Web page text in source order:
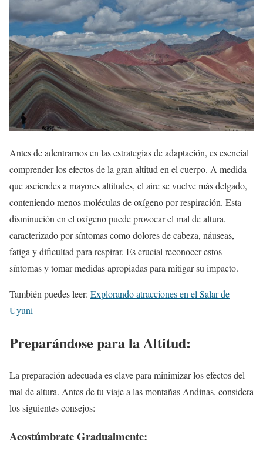
Antes de adentrarnos en las estrategias de adaptación, es esencial
comprender los efectos de la gran altitud en el cuerpo. A medida
que asciendes a mayores altitudes, el aire se vuelve más delgado,
conteniendo menos moléculas de oxígeno por respiración. Esta
disminución en el oxígeno puede provocar el mal de altura,
caracterizado por síntomas como dolores de cabeza, náuseas,
fatiga y dificultad para respirar. Es crucial reconocer estos
síntomas y tomar medidas apropiadas para mitigar su impacto.
También puedes leer: Explorando atracciones en el Salar de
Uyuni
Preparándose para la Altitud:
La preparación adecuada es clave para minimizar los efectos del
mal de altura. Antes de tu viaje a las montañas Andinas, considera
los siguientes consejos:
Acostúmbrate Gradualmente: